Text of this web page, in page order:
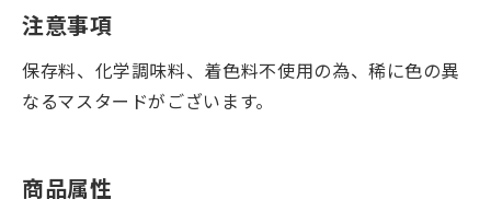
注意事項
保存料、化学調味料、着色料不使用の為、稀に色の異
なるマスタードがございます。
商品属性